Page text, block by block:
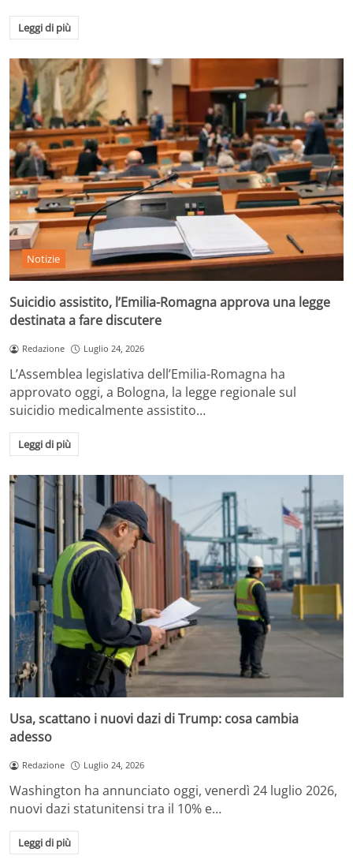
Leggi di più
Notizie
Suicidio assistito, l’Emilia-Romagna approva una legge
destinata a fare discutere
Redazione Luglio 24, 2026
L’Assemblea legislativa dell’Emilia-Romagna ha
approvato oggi, a Bologna, la legge regionale sul
suicidio medicalmente assistito…
Leggi di più
Usa, scattano i nuovi dazi di Trump: cosa cambia
adesso
Redazione Luglio 24, 2026
Washington ha annunciato oggi, venerdì 24 luglio 2026,
nuovi dazi statunitensi tra il 10% e…
Leggi di più